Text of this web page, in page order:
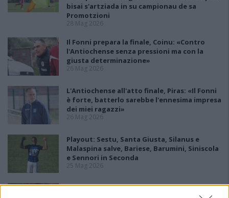
bisai s'artziada in su campionau de sa
Promotzioni
28 Mag 2026
Il Fonni prepara la finale, Coinu: «Contro
l'Antiochense senza pressioni ma con la
giusta determinazione»
26 Mag 2026
L'Antiochense all'atto finale, Piras: «Il Fonni
è forte, batterlo sarebbe l'ennesima impresa
dei miei ragazzi»
26 Mag 2026
Playout: Sestu, Santa Giusta, Silanus e
Malaspina salve, Bariese, Barumini, Siniscola
e Sennori in Seconda
25 Mag 2026
Playoff: blitz esterni per Antiochense e